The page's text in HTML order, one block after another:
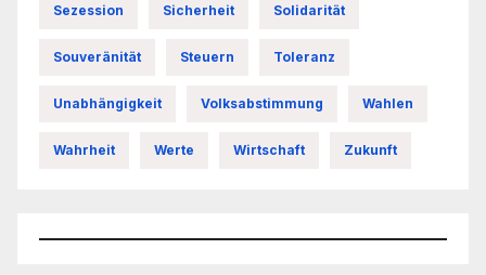
Sezession Sicherheit Solidarität
Souveränität Steuern Toleranz
Unabhängigkeit Volksabstimmung Wahlen
Wahrheit Werte Wirtschaft Zukunft